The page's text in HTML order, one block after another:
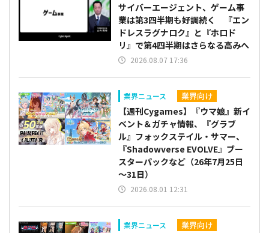
サイバーエージェント、ゲーム事
業は第3四半期も好調続く 『エン
ドレスラグナロク』と『ホロド
リ』で第4四半期はさらなる高みへ
2026.08.07 17:36
業界ニュース 業界向け
【週刊Cygames】『ウマ娘』新イ
ベント＆ガチャ情報、『グラブ
ル』フォックステイル・サマー、
『Shadowverse EVOLVE』ブー
スターパックなど（26年7月25日
～31日）
2026.08.01 12:31
業界ニュース 業界向け